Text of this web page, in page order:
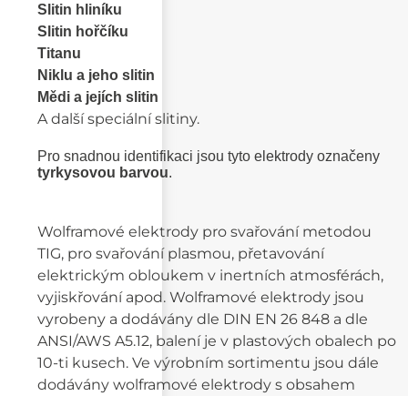
Slitin hliníku
Slitin hořčíku
Titanu
Niklu a jeho slitin
Mědi a jejích slitin
A další speciální slitiny.
Pro snadnou identifikaci jsou tyto elektrody označeny
tyrkysovou barvou.
Wolframové elektrody pro svařování metodou
TIG, pro svařování plasmou, přetavování
elektrickým obloukem v inertních atmosférách,
vyjiskřování apod. Wolframové elektrody jsou
vyrobeny a dodávány dle DIN EN 26 848 a dle
ANSI/AWS A5.12, balení je v plastových obalech po
10-ti kusech. Ve výrobním sortimentu jsou dále
dodávány wolframové elektrody s obsahem